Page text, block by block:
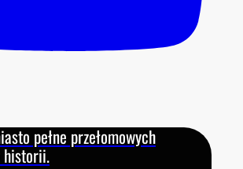
pełne przełomowych
historii.